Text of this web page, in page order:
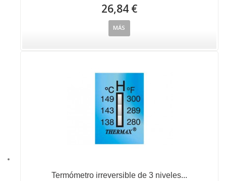
26,84 €
MÁS
Termómetro irreversible de 3 niveles...